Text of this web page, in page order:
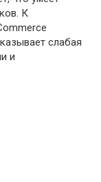
К
слабая
и